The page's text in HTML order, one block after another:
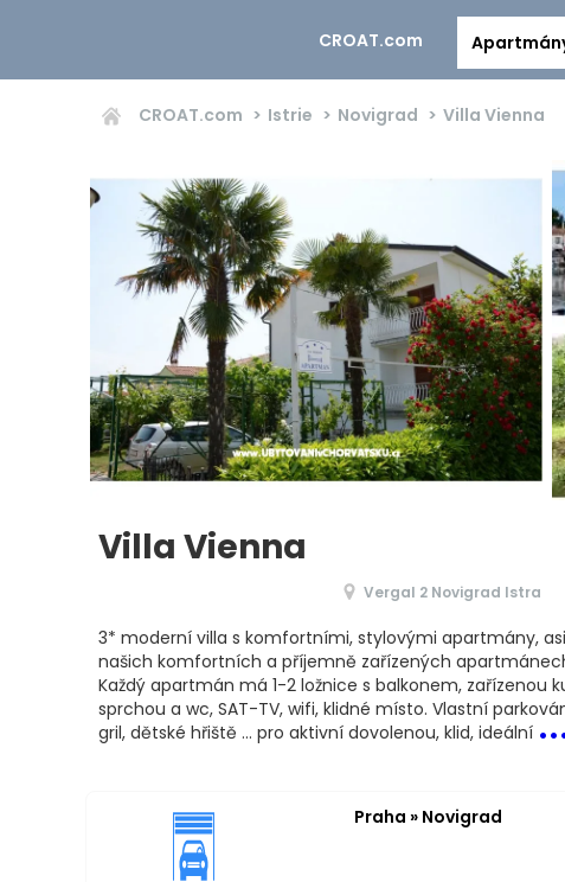
CROAT.com
CROAT.com Istrie Novigrad Villa Vienna
Villa Vienna
Vergal 2 Novigrad Istra
3* moderní villa s komfortními, stylovými apartmány,
našich komfortních a příjemně zařízených
Každý apartmán má 1-2 ložnice s balkonem, zařízenou
sprchou a wc, SAT-TV, wifi, klidné místo. Vlastní
gril, dětské hřiště ... pro aktivní dovolenou, klid, ideální
Praha » Novigrad